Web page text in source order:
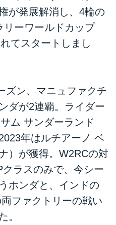
が発展解消し、4輪の
リーワールドカップ
てスタートしまし
ズン、マニュファクチ
ダが2連覇。ライダー
ム サンダーランド
年はルチアーノ ベ
）が獲得。W2RCの対
ラスのみで、今シー
ホンダと、インドの
ファクトリーの戦い
。